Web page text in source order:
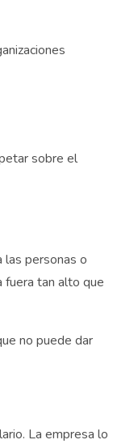
sobre el
las personas o
fuera tan alto que
no puede dar
La empresa lo